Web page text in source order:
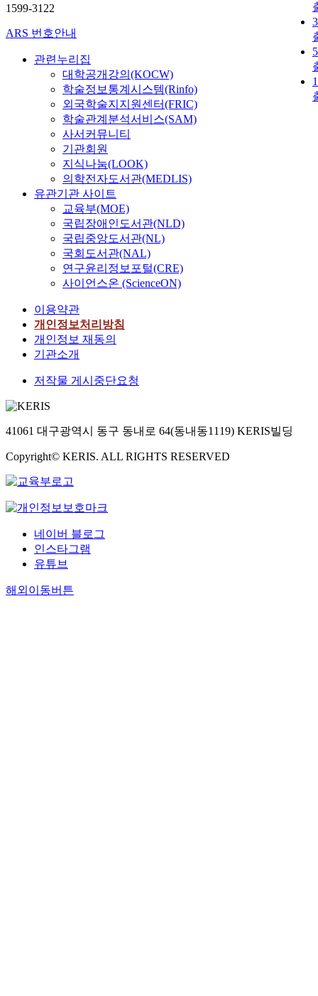
1599-3122
ARS 번호안내
관련누리집
대학공개강의(KOCW)
학술정보통계시스템(Rinfo)
외국학술지지원센터(FRIC)
학술관계분석서비스(SAM)
사서커뮤니티
기관회원
지식나눔(LOOK)
의학전자도서관(MEDLIS)
유관기관 사이트
교육부(MOE)
국립장애인도서관(NLD)
국립중앙도서관(NL)
국회도서관(NAL)
연구윤리정보포털(CRE)
사이언스온 (ScienceON)
이용약관
개인정보처리방침
개인정보 재동의
기관소개
저작물 게시중단요청
41061 대구광역시 동구 동내로 64(동내동1119) KERIS빌딩
Copyright© KERIS. ALL RIGHTS RESERVED
네이버 블로그
인스타그램
유튜브
해외이동버튼